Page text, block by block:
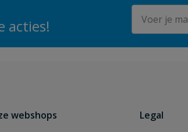
acties!
webshops
Legal